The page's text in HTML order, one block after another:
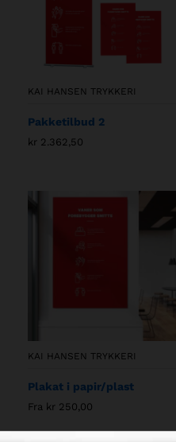
KAI HANSEN TRYKKERI
Pakketilbud 2
kr 2.362,50
KAI HANSEN TRYKKERI
Plakat i papir/plast
Fra kr 250,00